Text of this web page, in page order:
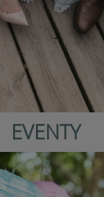
EVENTY